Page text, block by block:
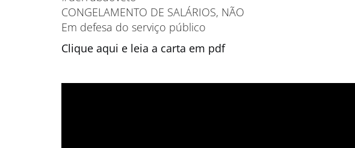
CONGELAMENTO DE SALÁRIOS, NÃO
Em defesa do serviço público
Clique aqui e leia a carta em pdf